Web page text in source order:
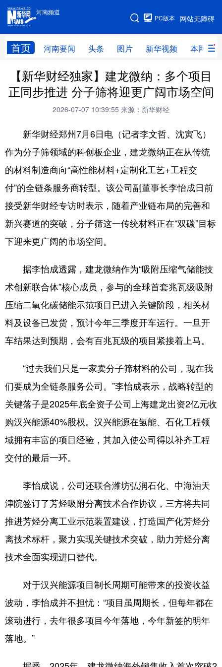
河南频道
网站无障碍
PC版本
首页 河南要闻 头条 图片 新华视频 本网原创
河南频道
网站地图
频道首页 河南要闻 头条
图片 本网原创 新华访谈
新华社记者看河南 领导活动报道集
廉政 人事 新华视频
专题 网群推广 地方动态
民生社会 医疗健康 金融兴豫
文旅新探 豫股百家
北京 天津 河北
山西 辽宁 吉林
上海 江苏 浙江
安徽 福建 江西
山东 河南 湖北
湖南 广东 广西
海南 重庆 四川
贵州 云南 西藏
陕西 甘肃 青海
黑龙江
多语种频道
日本語 한국어 Deutsch
【新华财经独家】建龙微纳：多个项目
正同步推进 分子筛将迎更广阔市场空间
2026-07-07 10:39:55 来源：新华财经
新华财经郑州7月6日电（记者李文哲、沈寅飞）
作为分子筛领域的科创板企业，建龙微纳正在从传统
的材料制造商向“高性能材料+定制化工艺+工程交
付”的全链条服务商转型。该公司副董事长李怡成日前
接受新华财经专访时表示，随着产业链布局的完善和
新兴赛道的突破，分子筛这一传统材料正在“双碳”目标
下迎来更广阔的市场空间。
据李怡成透露，建龙微纳作为“吸附压缩气储能技
术创新联合体”核心成员，参与的全球首套兆瓦级吸附
压缩二氧化碳储能示范项目已进入关键阶段，相关材
料及设备已发货，预计今年三季度开车运行。一旦开
车结果达到预期，会有百兆瓦级的项目紧接着上马。
“过去我们只是一家卖分子筛材料的公司，现在我
们要成为全链条服务公司。”李怡成表示，战略转型的
关键落子是2025年底全资子公司上海建龙出资2亿元收
购汉兴能源40%股权。汉兴能源在氢能、石化工程领
域拥有丰富的项目经验，其加入使公司得以补齐工程
交付的最后一环。
李怡成说，公司还联合潍坊弘润石化、中海油天
津院签订了芳烃吸附分离技术合作协议，三方将共同
推进芳烃分离工业示范装置建设，打造国产化芳烃分
离技术标杆，聚力实现关键技术突破，助力芳烃分离
技术全面实现进口替代。
对于汉兴能源项目制长周期可能带来的投资收益
波动，李怡成并不担忧：“项目虽周期长，但每年都在
滚动进行，去年很多项目今年落地，今年新签的明年
落地。”